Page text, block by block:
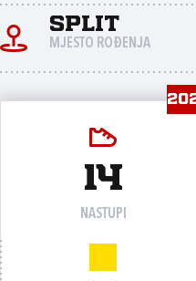
Split
MJESTO ROĐENJA
14
NASTUPI